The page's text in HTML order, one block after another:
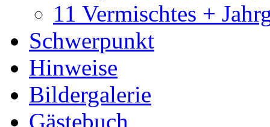
11 Vermischtes +
Schwerpunkt
Hinweise
Bildergalerie
Gästebuch